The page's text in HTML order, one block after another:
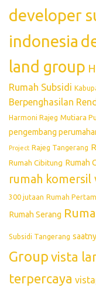
developer
indonesia
land group
Rumah Subsidi
Berpenghasilan
Harmoni Rajeg Mutiara
pengembang
Project Rajeg Tangerang
Rumah Cibitung Rumah
rumah komersil
300 jutaan Rumah
Rumah Serang
Subsidi Tangerang
Group vista
terpercaya